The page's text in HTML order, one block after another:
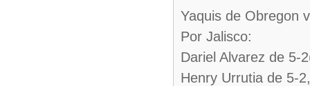
Yaquis de Obregon
Por Jalisco:
Dariel Alvarez de 5-
Henry Urrutia de 5-